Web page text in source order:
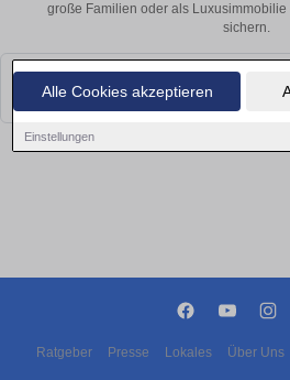
Alle Cookies akzeptieren
Einstellungen
große Familien oder als Luxusimmobilie
sichern.
Leider konnten wir derzeit keine
bald wieder vorbei!
Ratgeber Presse Lokales Über Uns